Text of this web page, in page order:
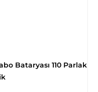
Bataryası 110 Parlak